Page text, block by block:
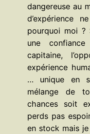
dangereuse au
d’expérience
pourquoi moi ?
une
capitaine,
expérience
… unique en
mélange de
chances soit
perds pas
en stock mais